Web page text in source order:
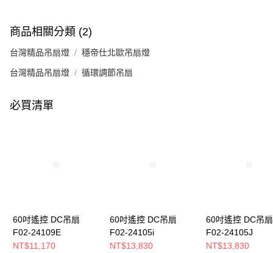
商品相關分類 (2)
台灣精品吊扇燈 穩帝仕北歐吊扇燈
台灣精品吊扇燈 循環調節吊扇
必買清單
60吋遙控 DC吊扇
F02-24109E
NT$11,170
60吋遙控 DC吊扇
F02-24105i
NT$13,830
60吋遙控 DC吊扇
F02-24105J
NT$13,830